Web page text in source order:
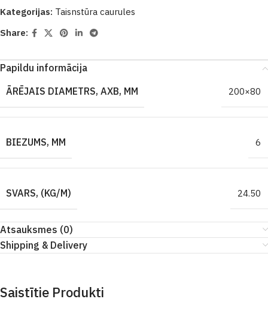
Kategorijas: Taisnstūra caurules
Share:
Papildu informācija
ĀRĒJAIS DIAMETRS, AXB, MM
200×80
BIEZUMS, MM 6
SVARS, (KG/M) 24.50
Atsauksmes (0)
Shipping & Delivery
Saistītie Produkti